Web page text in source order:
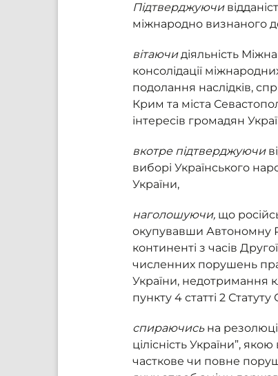
Підтверджуючи
міжнародно визнаного
вітаючидіяльність
консолідації
подолання наслідків,
Крим та міста
інтересів громадян
вкотре підтверджуючи
виборі Українського
України,
наголошуючи, що
окупувавши Автономну
континенті з часів
численних порушень
України, недотримання
пункту 4 статті 2
спираючись на
цілісність України”,
часткове чи повне